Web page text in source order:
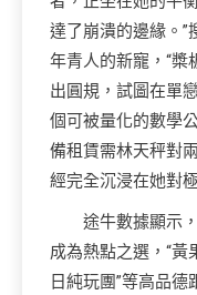
達了崩潰的邊緣。”
年青人的新寵，“槳
出圓規，試圖在單
個可被量化的數學
備租賃需林天秤對
經完全沉浸在她對
途牛數據顯示
成為熱點之選，“
日純玩團”等高品